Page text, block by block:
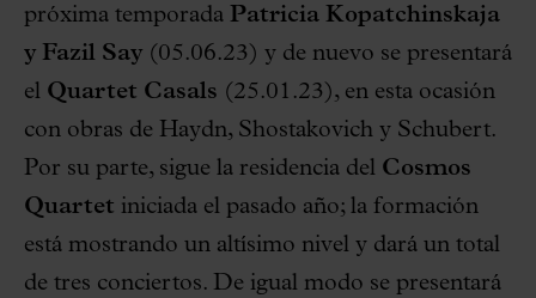
próxima temporada Patricia Kopatchinskaja
y Fazil Say (05.06.23) y de nuevo se presentará
el Quartet Casals (25.01.23), en esta ocasión
con obras de Haydn, Shostakovich y Schubert.
Por su parte, sigue la residencia del Cosmos
Quartet iniciada el pasado año; la formación
está mostrando un altísimo nivel y dará un total
de tres conciertos. De igual modo se presentará